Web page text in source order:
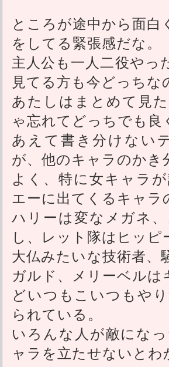
ところが途中から面
をしてる緊張感だな。
主人公も一人二役や
見てる方も今どっちな
あたしはまとめて見
ゃ忘れてどっちでも
あえて書き分けない
が、他のキャラのか
よく、特に女キャラ
エーに出てくるキャ
ハリーは変なメガネ
し、レット隊はヒッ
大仏みたいな技術者
ガルド、メリーベルは
どいつもこいつもや
られている。
いろんな人が敵にな
ャラを立たせないと